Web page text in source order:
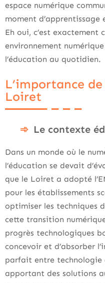
espace numérique
moment d’apprentissage
Eh oui, c’est exactement
environnement
l’éducation au quotidien.
L’importance de
Loiret
Le contexte
Dans un monde où le
l’éducation se devait
que le Loiret a adopté
pour les établissements
optimiser les techniques
cette transition
progrès technologiques
concevoir et d’absorber
parfait entre technologie
apportant des solutions